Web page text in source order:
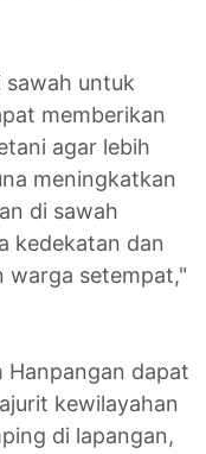
sawah untuk
memberikan
agar lebih
meningkatkan
di sawah
kedekatan dan
warga setempat,"
Hanpangan dapat
kewilayahan
di lapangan,